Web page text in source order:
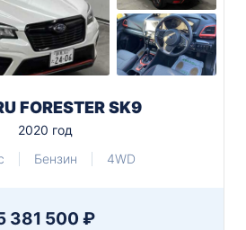
FORESTER SK9
2020 год
Бензин 4WD
381 500 ₽